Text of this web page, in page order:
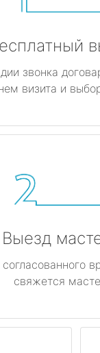
звонка
визита и
Выезд
свяжется